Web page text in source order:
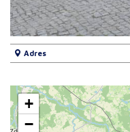
Adres
+
−